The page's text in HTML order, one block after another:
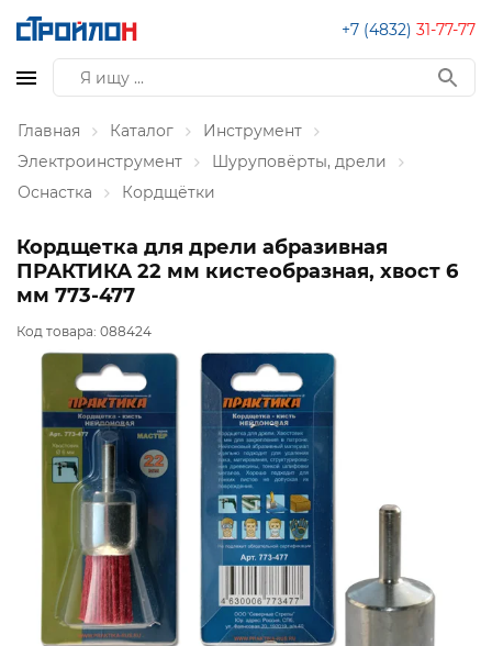
+7 (4832) 31-77-77
Главная Каталог
Инструмент
Электроинструмент
Шуруповёрты, дрели
Оснастка
Кордщётки
Кордщетка для дрели абразивная
ПРАКТИКА 22 мм кистеобразная, хвост 6
мм 773-477
Код товара: 088424